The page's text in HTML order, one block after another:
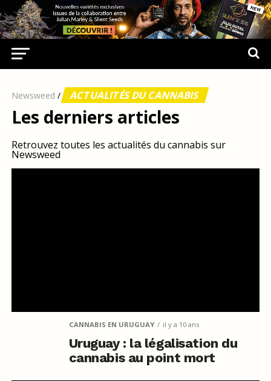
Newsweed / ACTUALITÉS DU CANNABIS
Les derniers articles
Retrouvez toutes les actualités du cannabis sur
Newsweed
CANNABIS EN URUGUAY il y a 10 ans
Uruguay : la légalisation du
cannabis au point mort